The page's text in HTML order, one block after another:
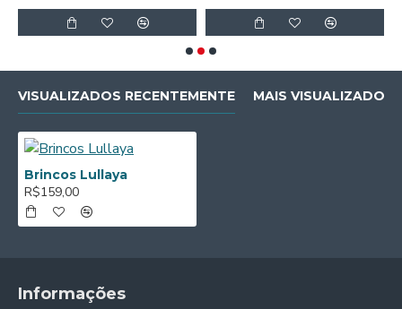
VISUALIZADOS RECENTEMENTE MAIS VISUALIZADOS
Brincos Lullaya
R$159,00
Informações